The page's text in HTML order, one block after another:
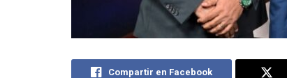
Compartir en Facebook